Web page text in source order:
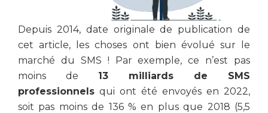
Depuis 2014, date originale de publication de
cet article, les choses ont bien évolué sur le
marché du SMS ! Par exemple, ce n’est pas
moins de 13 milliards de SMS
professionnels qui ont été envoyés en 2022,
soit pas moins de 136 % en plus que 2018 (5,5